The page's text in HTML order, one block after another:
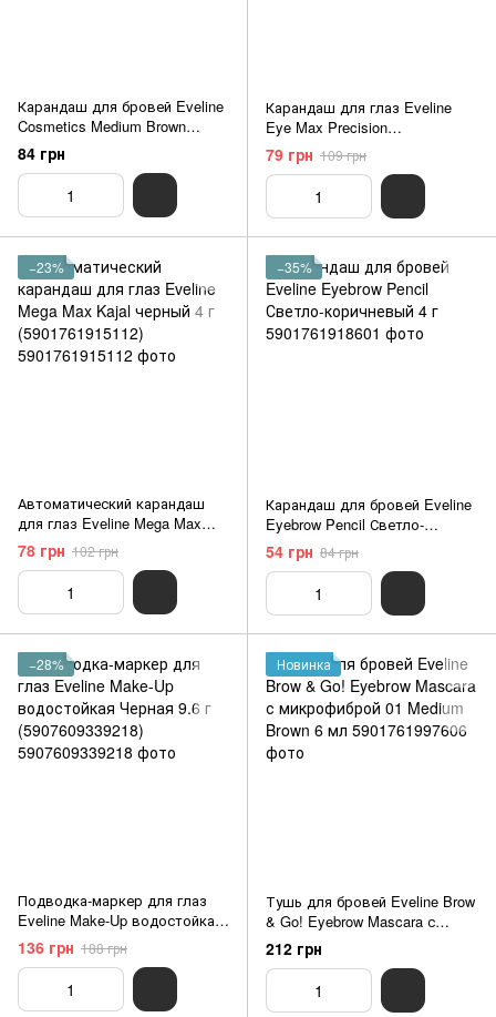
Карандаш для бровей Eveline
Cosmetics Medium Brown
серии EYEBROW PENCIL
(5901761991680)
84 грн
Карандаш для глаз Eveline
Eye Max Precision
автоматический с
растушевкой Черный 8.3 г
(5907609333704)
79 грн 109 грн
−23%
Автоматический карандаш
для глаз Eveline Mega Max
Kajal черный 4 г
(5901761915112)
78 грн 102 грн
−35%
Карандаш для бровей Eveline
Eyebrow Pencil Светло-
коричневый 4 г
54 грн 84 грн
−28%
Подводка-маркер для глаз
Eveline Make-Up водостойкая
Черная 9.6 г (5907609339218)
136 грн 188 грн
Новинка
Тушь для бровей Eveline Brow
& Go! Eyebrow Mascara с
микрофиброй 01 Medium
Brown 6 мл
212 грн